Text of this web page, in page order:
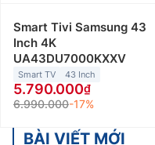
ảnh.
Tivi Samsung OLED
Tivi Samsung OLED
công nghệ hiển thị tiên
nghệ Organic Light
Smart Tivi Samsung 43
Inch 4K
UA43DU7000KXXV
Smart TV 43 Inch
5.790.000
6.990.000-17%
BÀI VIẾT MỚI